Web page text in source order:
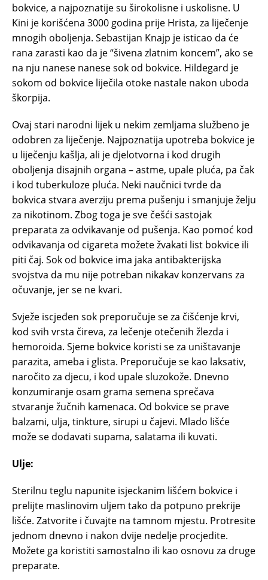
bokvice, a najpoznatije su širokolisne i uskolisne. U
Kini je korišćena 3000 godina prije Hrista, za liječenje
mnogih oboljenja. Sebastijan Knajp je isticao da će
rana zarasti kao da je “šivena zlatnim koncem”, ako se
na nju nanese nanese sok od bokvice. Hildegard je
sokom od bokvice liječila otoke nastale nakon uboda
škorpija.
Ovaj stari narodni lijek u nekim zemljama službeno je
odobren za liječenje. Najpoznatija upotreba bokvice je
u liječenju kašlja, ali je djelotvorna i kod drugih
oboljenja disajnih organa – astme, upale pluća, pa čak
i kod tuberkuloze pluća. Neki naučnici tvrde da
bokvica stvara averziju prema pušenju i smanjuje želju
za nikotinom. Zbog toga je sve češći sastojak
preparata za odvikavanje od pušenja. Kao pomoć kod
odvikavanja od cigareta možete žvakati list bokvice ili
piti čaj. Sok od bokvice ima jaka antibakterijska
svojstva da mu nije potreban nikakav konzervans za
očuvanje, jer se ne kvari.
Svježe iscjeđen sok preporučuje se za čišćenje krvi,
kod svih vrsta čireva, za lečenje otečenih žlezda i
hemoroida. Sjeme bokvice koristi se za uništavanje
parazita, ameba i glista. Preporučuje se kao laksativ,
naročito za djecu, i kod upale sluzokože. Dnevno
konzumiranje osam grama semena sprečava
stvaranje žučnih kamenaca. Od bokvice se prave
balzami, ulja, tinkture, sirupi u čajevi. Mlado lišće
može se dodavati supama, salatama ili kuvati.
Ulje:
Sterilnu teglu napunite isjeckanim lišćem bokvice i
prelijte maslinovim uljem tako da potpuno prekrije
lišće. Zatvorite i čuvajte na tamnom mjestu. Protresite
jednom dnevno i nakon dvije nedelje procjedite.
Možete ga koristiti samostalno ili kao osnovu za druge
preparate.